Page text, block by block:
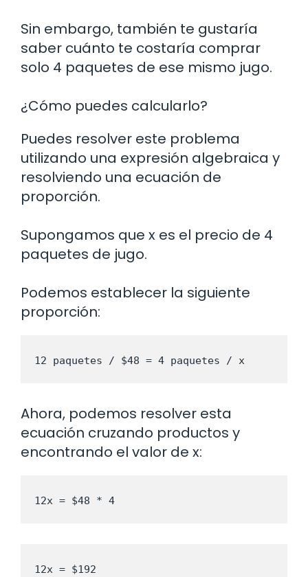
Sin embargo, también te gustaría
saber cuánto te costaría comprar
solo 4 paquetes de ese mismo jugo.
¿Cómo puedes calcularlo?
Puedes resolver este problema
utilizando una expresión algebraica y
resolviendo una ecuación de
proporción.
Supongamos que x es el precio de 4
paquetes de jugo.
Podemos establecer la siguiente
proporción:
12 paquetes / $48 = 4 paquetes / x
Ahora, podemos resolver esta
ecuación cruzando productos y
encontrando el valor de x:
12x = $48 * 4
12x = $192